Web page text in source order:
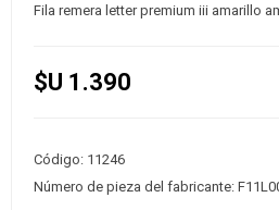
Fila remera letter premium iii amarillo
$U 1.390
Código: 11246
Número de pieza del fabricante: